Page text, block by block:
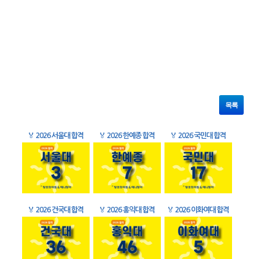
목록
🏅 2026 서울대 합격 🏅 2026 한예종 합격 🏅 2026 국민대 합격
🏅 2026 건국대 합격 🏅 2026 홍익대 합격 🏅 2026 이화여대 합격